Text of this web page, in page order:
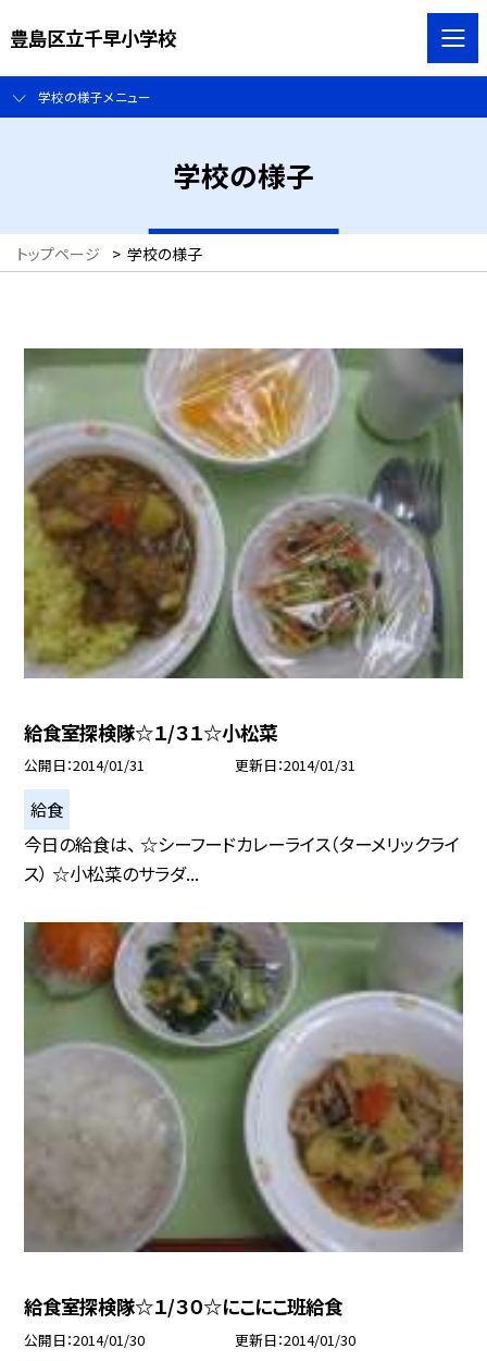
豊島区立千早小学校
学校の様子メニュー
学校の様子
トップページ > 学校の様子
給食室探検隊☆１/３１☆小松菜
公開日 2014/01/31 更新日 2014/01/31
給食
今日の給食は、 ☆シーフードカレーライス（ターメリックライ
ス） ☆小松菜のサラダ...
給食室探検隊☆１/３０☆にこにこ班給食
公開日 2014/01/30 更新日 2014/01/30